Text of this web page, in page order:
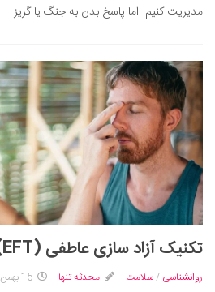
مدیریت کنیم. اما پاسخ بدن به جنگ یا گریز...
تکنیک آزا‌د سازی عاطفی (EFT) چیست؟
روانشناسی /سلامت محدثه تنها 15 بهمن, 1402